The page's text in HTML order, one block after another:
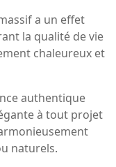
a un effet
la qualité de vie
chaleureux et
authentique
à tout projet
naturels.